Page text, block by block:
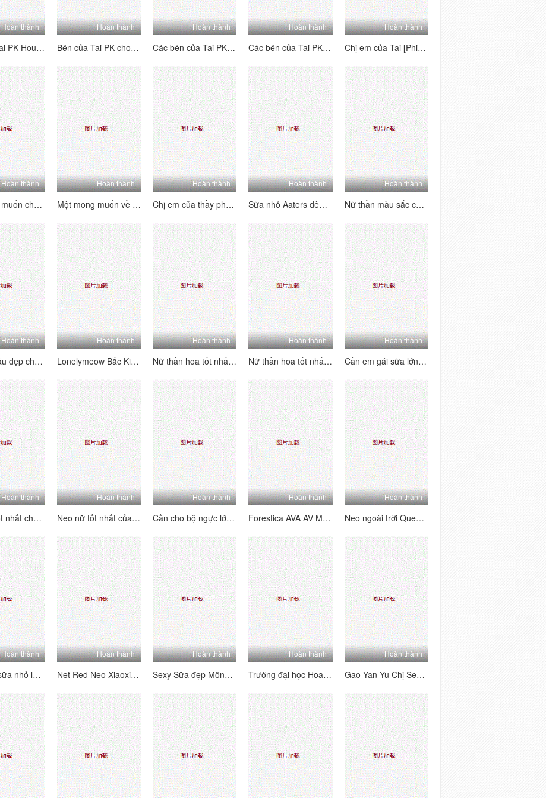
Hoàn thành
Bên của Tai PK House's Tai's Sides [4] Vui vẻ và hai mặt ~ Kiểm tra trang nơi bạn có thể thấy mỗi người chơi B của người chơi b ~ Lolita hét lên, đam mê và hung dữ!
Hoàn thành
Bên của Tai PK cho các bên của Tai [3] hai bên - hãy xem trang với hướng dẫn của mỗi cô gái - Lolita hét lên, đam mê và hung dữ!
Hoàn thành
Các bên của Tai PK House's Tai's Sides [2] Vui vẻ và hai mặt ~ Kiểm tra trang web để xem mỗi người chơi B-Showers của B-Players ~ Lolita hét lên, đam mê và hung dữ!
Hoàn thành
Các bên của Tai PK House's Tai's Sides [1] Vui vẻ và hai mặt ~ Kiểm tra trang nơi bạn có thể thấy từng người chơi chữ B của người chơi la hét, đam mê và hung dữ!
Hoàn thành
Chị em của Tai [Phiên bản quyến rũ nhảy khỏa thân] Một tình yêu dâm dục siêu nhiều người, một cái nhìn siêu đa dạng với mức độ khó khăn cao
Hoàn thành
Một mong muốn cho mong muốn [Phần 2] phụ nữ trưởng thành không phải là một con người nói chung, và rất tinh tế và thực hiện các kỹ thuật tình dục.
Hoàn thành
Một mong muốn về tình dục [Phần 1] Phụ nữ trưởng thành không phải là một con người nói chung, và cực kỳ lành nghề trong việc thực hiện kỹ thuật tình dục
Hoàn thành
Chị em của thầy phù thủy thể hiện sự say mê của họ, họ thu hút rất nhiều tiếng cười, và tất cả những cơn đau nhói phát nổ, và giọng nói dâm dục luôn không ngừng
Hoàn thành
Sữa nhỏ Aaters đêm Lulu Crown Phần phúc lợi (4)
Hoàn thành
Nữ thần màu sắc của ngành một màu trắng Puman xuất hiện mới nhất Wechat Welfare 11 bộ sưu tập (7)
Hoàn thành
Hai neo đậu đẹp chất lượng cao về người hâm mộ Cannon 4P
Hoàn thành
Lonelymeow Bắc Kinh Yaoyao hiện đang so sánh bộ sưu tập tạp chí tình dục hoàn chỉnh 4K 4K Xem trước 4K Meowmeow Vol.2
Hoàn thành
Nữ thần hoa tốt nhất mà những kẻ xấu nhỏ bắt đầu đến cuối bộ hoàn chỉnh 3 người xấu nhỏ emm26
Hoàn thành
Nữ thần hoa tốt nhất mà những kẻ xấu nhỏ bắt đầu đến cuối bộ hoàn chỉnh 3 chàng trai nhỏ và xấu EMM32
Hoàn thành
Cần em gái sữa lớn, chị em của bạn 20200526 (2)
Hoàn thành
Nữ thần tốt nhất chất lượng cao neo trắng bắt nạt phát sóng trực tiếp Dew Face Wechat Bộ sưu tập phúc lợi Live (3)
Hoàn thành
Neo nữ tốt nhất của Kawaii (9)
Hoàn thành
Cần cho bộ ngực lớn Hông neo Wang Fina (Ni Zhi Lin) Live Big Show Welfare Bộ sưu tập phúc lợi xe thể thao Wang Fina Yi Squad Duxo (1)
Hoàn thành
Forestica AVA AV MD MD0101 National Wind Cheongsam Cheongsam Cám dỗ LUSTS đan xen hàng ngàn mùa hè
Hoàn thành
Neo ngoài trời Queen Magnolia, Chị gái Lá Grand Collection Wechat Welfare Live Socket
Hoàn thành
Neo mèo sữa nhỏ là màn hình phúc lợi vú lớn hoàn hảo 7,8
Hoàn thành
Net Red Neo Xiaoxi Password House Big Show 7.29
Hoàn thành
Sexy Sữa đẹp Mông Vẻ đẹp Cái Cai rất Cai (ăn bánh rán) 28 ngày phát sóng trực tiếp Ziwei Flow White Pulp Da Xiu Welfare Cai Cai rất Cai 20210107.0030_ (Mới)
Hoàn thành
Trường đại học Hoa Tender Girl Long Leg Trường tiểu học (Chiều cao 176 Nữ sinh tiểu học) Lớp học ký túc xá trực tiếp 12 ngày được tiết lộ, tính phí Daxie phúc lợi chân lớn nữ sinh 2020.01.22
Hoàn thành
Gao Yan Yu Chị Sexy Merry Man Dramester Daxie Welfare Mnsgj 2021 13 1-6 (1)